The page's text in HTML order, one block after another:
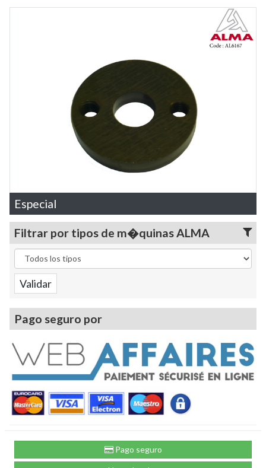
Especial
Filtrar por tipos de m�quinas ALMA
Pago seguro por
Pago seguro